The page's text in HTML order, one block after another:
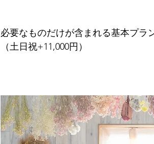
必要なものだけが含まれる基本プラ
（土日祝+11,000円）